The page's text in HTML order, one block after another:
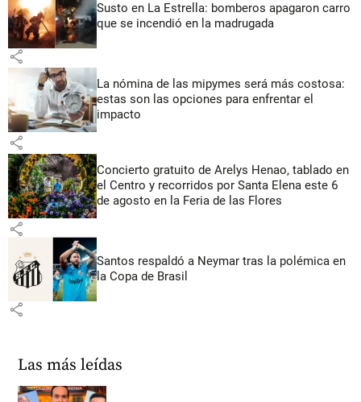
Susto en La Estrella: bomberos apagaron carro
que se incendió en la madrugada
share
La nómina de las mipymes será más costosa:
estas son las opciones para enfrentar el
impacto
share
Concierto gratuito de Arelys Henao, tablado en
el Centro y recorridos por Santa Elena este 6
de agosto en la Feria de las Flores
share
Santos respaldó a Neymar tras la polémica en
la Copa de Brasil
share
Las más leídas